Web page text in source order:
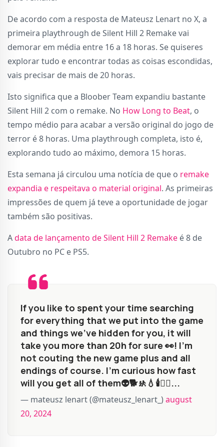
De acordo com a resposta de Mateusz Lenart no X, a
primeira playthrough de Silent Hill 2 Remake vai
demorar em média entre 16 a 18 horas. Se quiseres
explorar tudo e encontrar todas as coisas escondidas,
vais precisar de mais de 20 horas.
Isto significa que a Bloober Team expandiu bastante
Silent Hill 2 com o remake. No How Long to Beat, o
tempo médio para acabar a versão original do jogo de
terror é 8 horas. Uma playthrough completa, isto é,
explorando tudo ao máximo, demora 15 horas.
Esta semana já circulou uma notícia de que o remake
expandia e respeitava o material original. As primeiras
impressões de quem já teve a oportunidade de jogar
também são positivas.
Adata de lançamento de Silent Hill 2 Remake é 8 de
Outubro no PC e PS5.
If you like to spent your time searching
for everything that we put into the game
and things we've hidden for you, it will
take you more than 20h for sure 👀! I'm
not couting the new game plus and all
endings of course. I'm curious how fast
will you get all of them👽🐕🚸💧🕯👱‍♀️...
— mateusz lenart (@mateusz_lenart_) august
20, 2024